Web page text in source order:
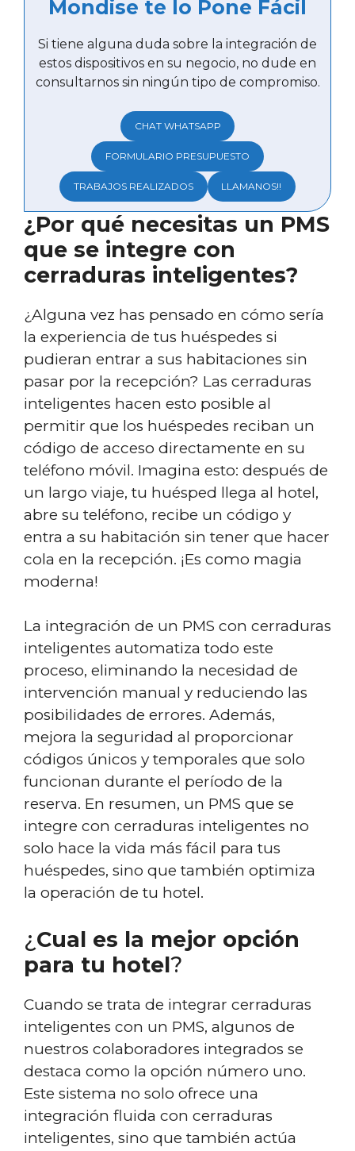
Mondise te lo Pone Fácil
Si tiene alguna duda sobre la integración de
estos dispositivos en su negocio, no dude en
consultarnos sin ningún tipo de compromiso.
CHAT WHATSAPP
FORMULARIO PRESUPUESTO
TRABAJOS REALIZADOS LLAMANOS!!
¿Por qué necesitas un PMS
que se integre con
cerraduras inteligentes?
¿Alguna vez has pensado en cómo sería
la experiencia de tus huéspedes si
pudieran entrar a sus habitaciones sin
pasar por la recepción? Las cerraduras
inteligentes hacen esto posible al
permitir que los huéspedes reciban un
código de acceso directamente en su
teléfono móvil. Imagina esto: después de
un largo viaje, tu huésped llega al hotel,
abre su teléfono, recibe un código y
entra a su habitación sin tener que hacer
cola en la recepción. ¡Es como magia
moderna!
La integración de un PMS con cerraduras
inteligentes automatiza todo este
proceso, eliminando la necesidad de
intervención manual y reduciendo las
posibilidades de errores. Además,
mejora la seguridad al proporcionar
códigos únicos y temporales que solo
funcionan durante el período de la
reserva. En resumen, un PMS que se
integre con cerraduras inteligentes no
solo hace la vida más fácil para tus
huéspedes, sino que también optimiza
la operación de tu hotel.
¿ Cual es la mejor opción
para tu hotel?
Cuando se trata de integrar cerraduras
inteligentes con un PMS, algunos de
nuestros colaboradores integrados se
destaca como la opción número uno.
Este sistema no solo ofrece una
integración fluida con cerraduras
inteligentes, sino que también actúa